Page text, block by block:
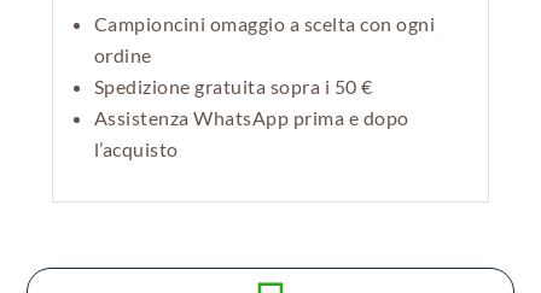
Campioncini omaggio a scelta con ogni
ordine
Spedizione gratuita sopra i 50 €
Assistenza WhatsApp prima e dopo
l’acquisto